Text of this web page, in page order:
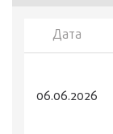
Дата
06.06.2026